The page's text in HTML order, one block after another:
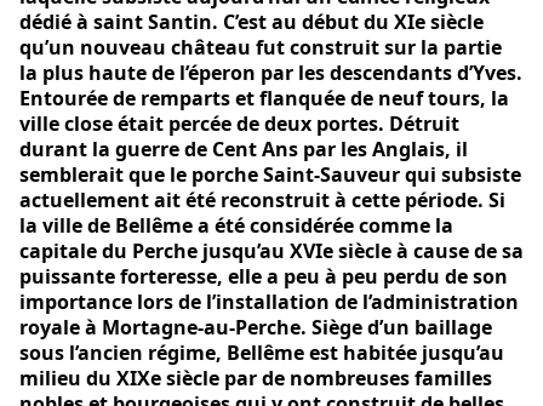
dédié à saint Santin. C’est au début du XIe siècle
qu’un nouveau château fut construit sur la partie
la plus haute de l’éperon par les descendants d’Yves.
Entourée de remparts et flanquée de neuf tours, la
ville close était percée de deux portes. Détruit
durant la guerre de Cent Ans par les Anglais, il
semblerait que le porche Saint-Sauveur qui subsiste
actuellement ait été reconstruit à cette période. Si
la ville de Bellême a été considérée comme la
capitale du Perche jusqu’au XVIe siècle à cause de sa
puissante forteresse, elle a peu à peu perdu de son
importance lors de l’installation de l’administration
royale à Mortagne-au-Perche. Siège d’un baillage
sous l’ancien régime, Bellême est habitée jusqu’au
milieu du XIXe siècle par de nombreuses familles